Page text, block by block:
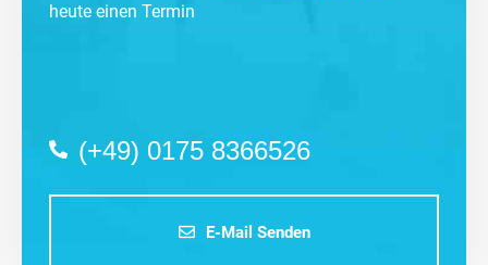
heute einen Termin
(+49) 0175 8366526
E-Mail Senden